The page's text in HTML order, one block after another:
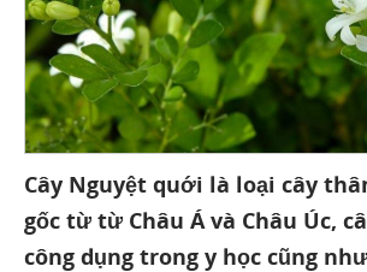
Cây Nguyệt quới là loại cây
gốc từ từ Châu Á và Châu Úc,
công dụng trong y học cũng